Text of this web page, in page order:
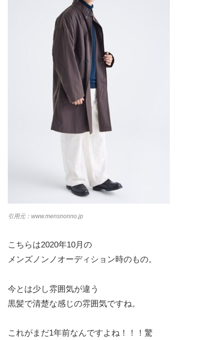
引用元： www.mensnonno.jp
こちらは2020年10月の
メンズノンノオーディション時のもの。
今とは少し雰囲気が違う
黒髪で清楚な感じの雰囲気ですね。
これがまだ1年前なんですよね！！！驚